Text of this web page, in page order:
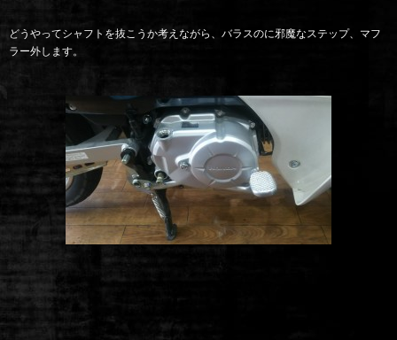
どうやってシャフトを抜こうか考えながら、バラスのに邪魔なステップ、マフ
ラー外します。